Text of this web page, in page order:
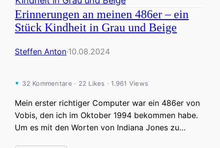
Erinnerungen an meinen 486er – ein
Stück Kindheit in Grau und Beige
Steffen Anton·10.08.2024
32 Kommentare · 22 Likes · 1.961 Views
Mein erster richtiger Computer war ein 486er von
Vobis, den ich im Oktober 1994 bekommen habe.
Um es mit den Worten von Indiana Jones zu…